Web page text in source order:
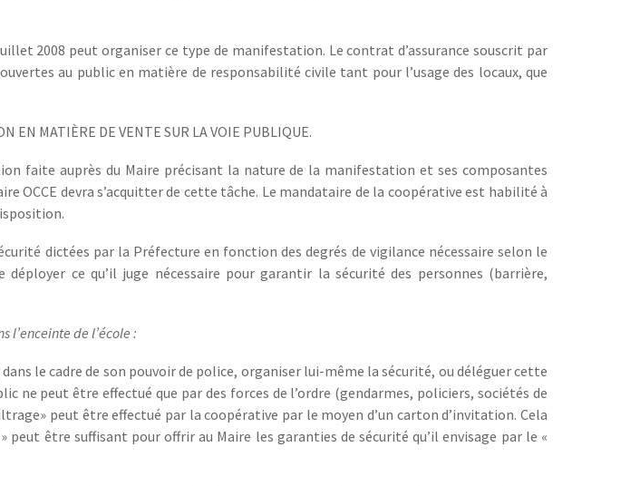
2008 peut organiser ce type de manifestation. Le contrat d’assurance souscrit par
au public en matière de responsabilité civile tant pour l’usage des locaux, que
EN MATIÈRE DE VENTE SUR LA VOIE PUBLIQUE.
faite auprès du Maire précisant la nature de la manifestation et ses composantes
OCCE devra s’acquitter de cette tâche. Le mandataire de la coopérative est habilité à
dictées par la Préfecture en fonction des degrés de vigilance nécessaire selon le
ce qu’il juge nécessaire pour garantir la sécurité des personnes (barrière,
l’enceinte de l’école :
le cadre de son pouvoir de police, organiser lui-même la sécurité, ou déléguer cette
peut être effectué que par des forces de l’ordre (gendarmes, policiers, sociétés de
peut être effectué par la coopérative par le moyen d’un carton d’invitation. Cela
être suffisant pour offrir au Maire les garanties de sécurité qu’il envisage par le «